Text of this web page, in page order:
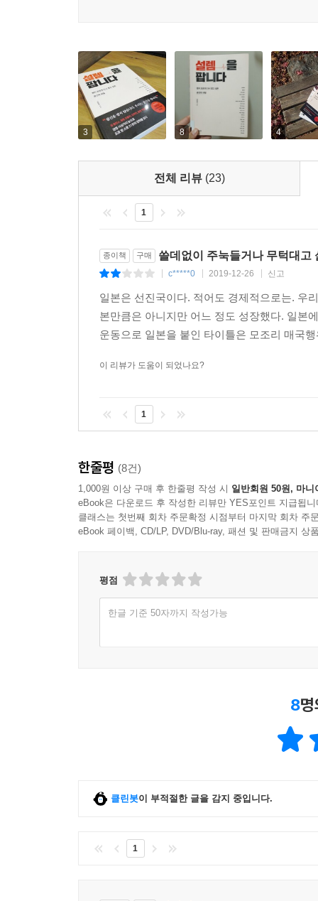
책에서는 국내에서 찾기 힘든 비즈니스 모델, 새
소개한다. 규모나 매출, 이름값이 아니라 ‘왠지 모
곧바로 적용이 가능한 전략이 담긴 공간’이란 기
신에히메, 환화정, 프레세 시부야 델리 마켓 등
‘다시 찾고 싶은 공간’을 파헤치는 비즈니스 현장
마케팅 분야의 석학인 필립 코틀러 교수는 제
왜 고객들은 같은 색상의 여러 브랜드의 립스틱
담긴 가치(핵심제품)가 된다. 눈에 보이지 않는
보이고 손에 잡히게 구현한 제품(립스틱)을 말한
손에 잡히는 제품 외의 것들을 말한다.
이전에는 유형제품과 확장제품을 어떻게 꾸미고
때. 스타벅스는 ‘제3의 공간’이란 개념을 내세
분위기가 있는 공간. 짙은 커피 내음, 적당한 백
이처럼 이 책은 창업가, 경영자, 경영 전략가의
코틀러, 김위찬, 글렌 캐럴 등 경영 사상가들의 이
수 있도록 했다.
예를 들어보자. ‘신에히메’는 일본 에히메현의 특
가르는 차이는 무엇일까요? 저는 자발적 ‘입소
입소문 활동’에 달려 있습니다. (중략) 신에히메
표현이지요. 그런데 실제로 수도꼭지에서 밀감
나오는 밀감 주스를 보고 있으면 입가에 빙긋 미
개의 통에서 맛이 다른 주스가 나오는 경우라면
책에 소개된 21개 공간(아래 참조)과 그 속에 감
3 8 4
전체 리뷰 (23)
1
종이책 구매 쓸데없이 주눅들거나 무턱대고
c*****0 2019-12-26 신고
일본은 선진국이다. 적어도 경제적으로는. 우
본만큼은 아니지만 어느 정도 성장했다. 일본
운동으로 일본을 붙인 타이틀은 모조리 매국
이 리뷰가 도움이 되었나요?
1
한줄평 (8건)
1,000원 이상 구매 후 한줄평 작성 시 일반회원 50원, 마니
eBook은 다운로드 후 작성한 리뷰만 YES포인트 지급됩니
클래스는 첫번째 회차 주문확정 시점부터 마지막 회차 주
eBook 페이백, CD/LP, DVD/Blu-ray, 패션 및 판매금지 상
평점
한글 기준 50자까지 작성가능
8
클린봇이 부적절한 글을 감지 중입니다.
1